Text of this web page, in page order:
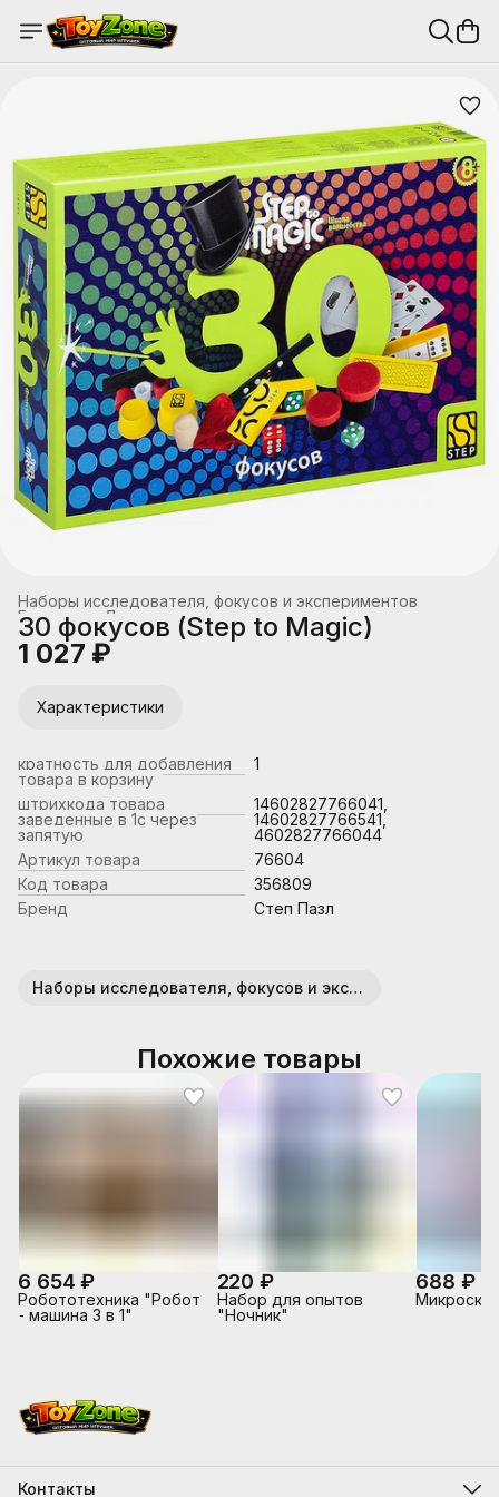
Наборы исследователя, фокусов и экспериментов
Детское творчество
Главная
30 фокусов (Step to Magic)
1 027 ₽
Характеристики
кратность для добавления
товара в корзину
1
штрихкода товара
заведенные в 1с через
запятую
14602827766041,
14602827766541,
4602827766044
Артикул товара
76604
Код товара
356809
Бренд
Степ Пазл
Наборы исследователя, фокусов и экспериментов
Похожие товары
6 654 ₽
Робототехника "Робот
- машина 3 в 1"
220 ₽
Набор для опытов
"Ночник"
688 ₽
Контакты